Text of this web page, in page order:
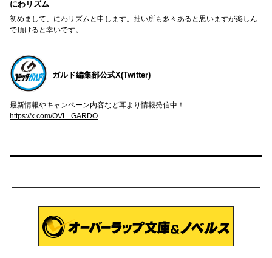
にわリズム
初めまして、にわリズムと申します。拙い所も多々あると思いますが楽しん
で頂けると幸いです。
ガルド編集部公式X(Twitter)
最新情報やキャンペーン内容など耳より情報発信中！
https://x.com/OVL_GARDO